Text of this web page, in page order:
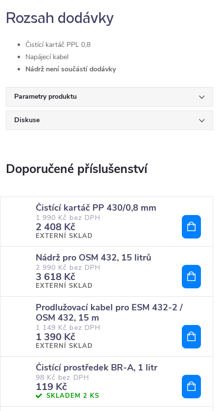
Rozsah dodávky
Čistící kartáč PPL 0,8
Napájecí kabel
Nádrž není součástí dodávky
Parametry produktu
Diskuse
Čistící kartáč PP 430/0,8 mm
1 990 Kč bez DPH
2 408 Kč
EXTERNÍ SKLAD
Nádrž pro OSM 432, 15 litrů
2 990 Kč bez DPH
3 618 Kč
EXTERNÍ SKLAD
Prodlužovací kabel pro ESM 432-2 /
OSM 432, 15 m
1 149 Kč bez DPH
1 390 Kč
EXTERNÍ SKLAD
Čistící prostředek BR-A, 1 litr
98 Kč bez DPH
119 Kč
SKLADEM 2 KS